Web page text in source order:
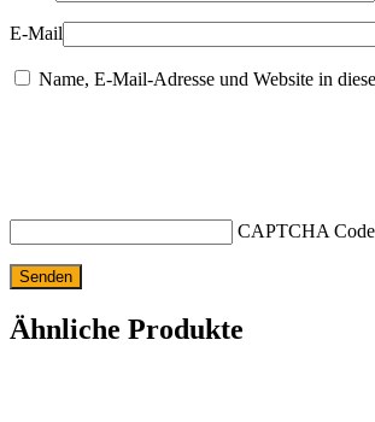
E-Mail
Name, E-Mail-Adresse und Website in
CAPTCHA Code
Ähnliche Produkte